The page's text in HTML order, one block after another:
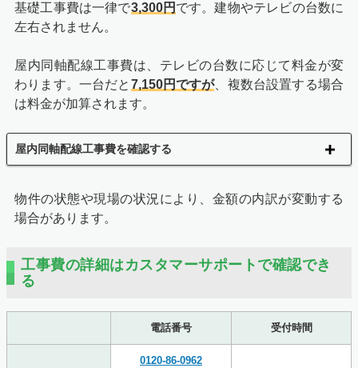
基礎工事費は一律で3,300円 です。建物やテレビの台数に
左右されません。
屋内同軸配線工事費は、テレビの台数に応じて料金が変
わります。一台だと 7,150円ですが、複数台設置する場合
は料金が加算されます。
屋内同軸配線工事費を確認する
物件の状態や現場の状況により、金額の内訳が変動する
場合があります。
工事費の詳細はカスタマーサポートで確認でき
る
電話番号 受付時間
0120-86-0962